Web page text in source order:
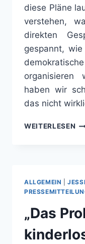
diese Pläne
verstehen,
direkten
gespannt,
organisieren
haben wir
das nicht
WEITERLESEN
OB
ALLGEMEIN |
„Das